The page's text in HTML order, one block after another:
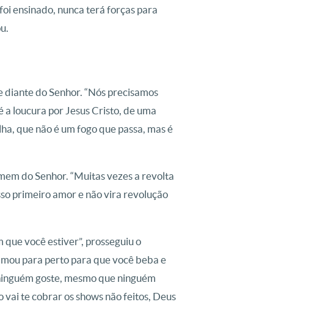
ensinado, nunca terá forças para
do Senhor. “Nós precisamos
loucura por Jesus Cristo, de uma
que não é um fogo que passa, mas é
do Senhor. “Muitas vezes a revolta
primeiro amor e não vira revolução
você estiver”, prosseguiu o
para perto para que você beba e
goste, mesmo que ninguém
vai te cobrar os shows não feitos, Deus